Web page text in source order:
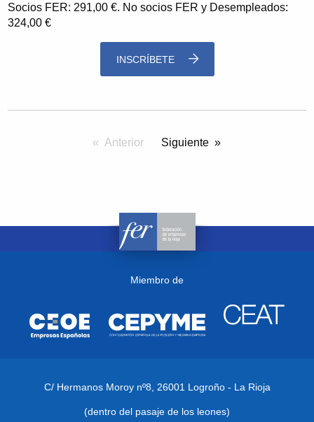
Socios FER: 291,00 €. No socios FER y Desempleados:
324,00 €
INSCRÍBETE
Anterior pagina
Siguiente
Miembro de
C/ Hermanos Moroy nº8, 26001 Logroño - La Rioja
(dentro del pasaje de los leones)